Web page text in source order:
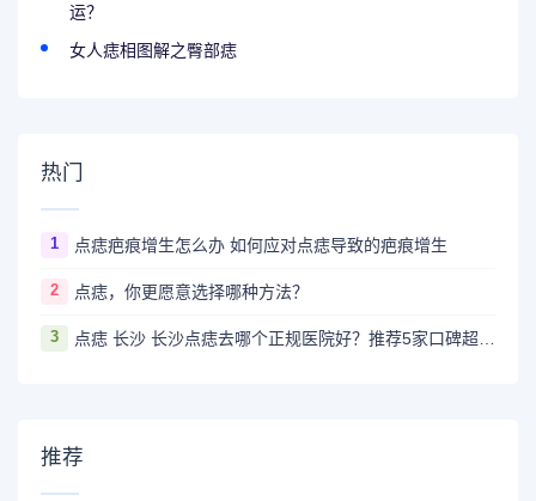
运？
女人痣相图解之臀部痣
热门
1 点痣疤痕增生怎么办 如何应对点痣导致的疤痕增生
2 点痣，你更愿意选择哪种方法？
3
推荐